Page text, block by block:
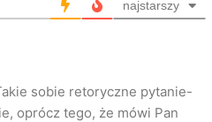
najstarszy
sobie retoryczne pytanie-
oprócz tego, że mówi Pan